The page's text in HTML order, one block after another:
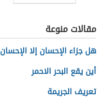
في البيت
مقالات منوعة
هل جزاء الإحسان إلا الإحسان
أين يقع البحر الاحمر
تعريف الجريمة